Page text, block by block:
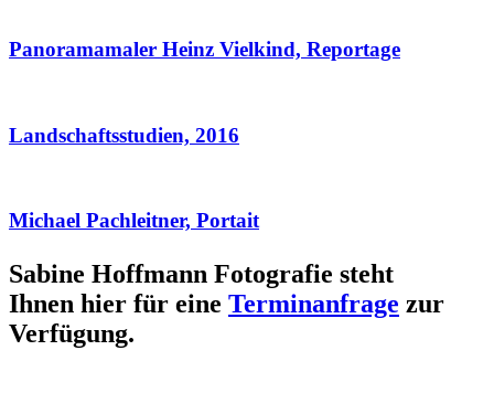
Panoramamaler Heinz Vielkind, Reportage
Landschaftsstudien, 2016
Michael Pachleitner, Portait
Sabine Hoffmann Fotografie steht
Ihnen hier für eine Terminanfrage zur
Verfügung.